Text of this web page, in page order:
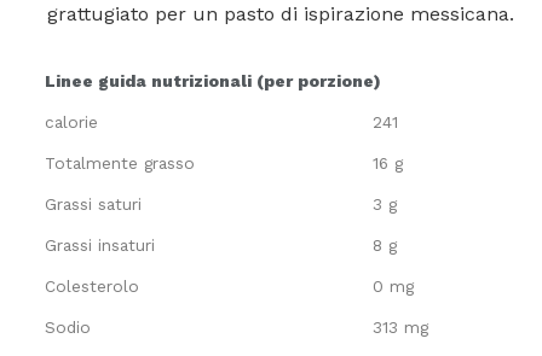
grattugiato per un pasto di ispirazione messicana.
Linee guida nutrizionali (per porzione)
calorie 241
Totalmente grasso 16 g
Grassi saturi 3 g
Grassi insaturi 8 g
Colesterolo 0 mg
Sodio 313 mg